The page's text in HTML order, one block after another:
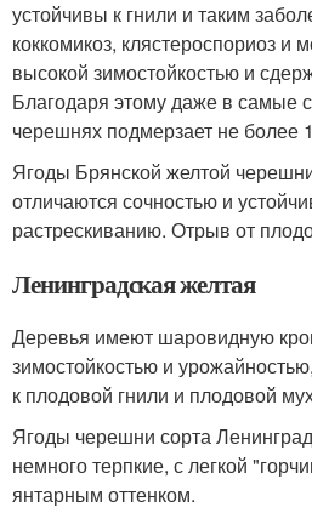
устойчивы к гнили и таким
коккомикоз, клястероспориоз и
высокой зимостойкостью и
Благодаря этому даже в самые
черешнях подмерзает не более
Ягоды Брянской желтой
отличаются сочностью и
растрескиванию. Отрыв от
Ленинградская желтая
Деревья имеют шаровидную
зимостойкостью и
к плодовой гнили и плодовой
Ягоды черешни сорта
немного терпкие, с легкой
янтарным оттенком.